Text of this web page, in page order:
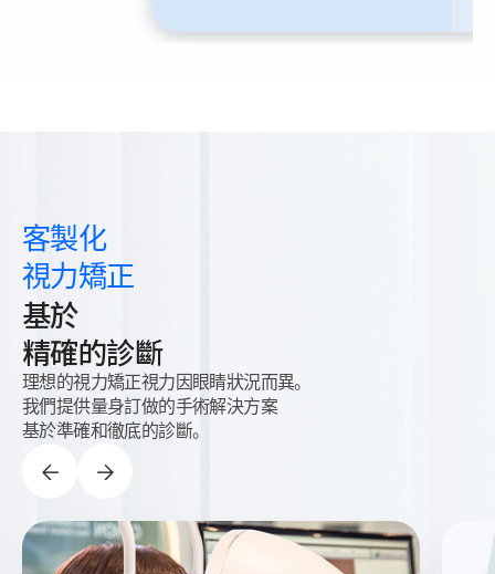
客製化
視力矯正
基於
精確的診斷
理想的視力矯正視力因眼睛狀況而異。
我們提供量身訂做的手術解決方案
基於準確和徹底的診斷。